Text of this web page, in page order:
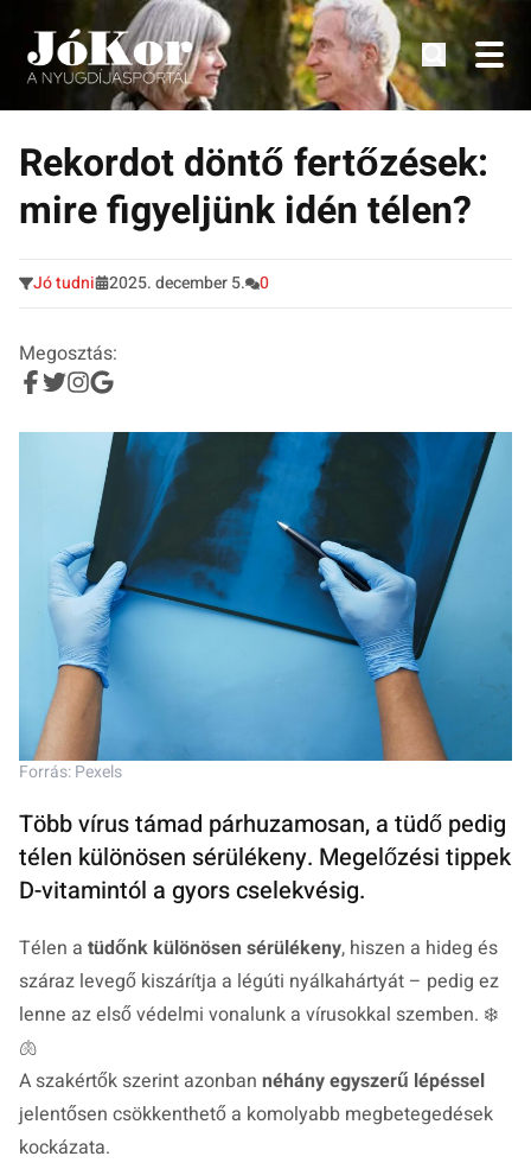
Tovább
tartalomra
Tudnivalók, érdekességek idősek számára.
Rekordot döntő fertőzések:
mire figyeljünk idén télen?
Jó tudni 2025. december 5. 0
Megosztás:
Forrás: Pexels
Több vírus támad párhuzamosan, a tüdő pedig
télen különösen sérülékeny. Megelőzési tippek
D-vitamintól a gyors cselekvésig.
Télen a tüdőnk különösen sérülékeny, hiszen a hideg és
száraz levegő kiszárítja a légúti nyálkahártyát – pedig ez
lenne az első védelmi vonalunk a vírusokkal szemben. ❄️
🫁
A szakértők szerint azonban néhány egyszerű lépéssel
jelentősen csökkenthető a komolyabb megbetegedések
kockázata.